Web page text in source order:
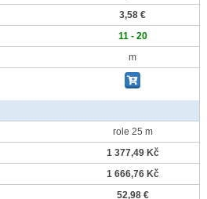
3,58 €
11 - 20
m
role 25 m
1 377,49 Kč
1 666,76 Kč
52,98 €